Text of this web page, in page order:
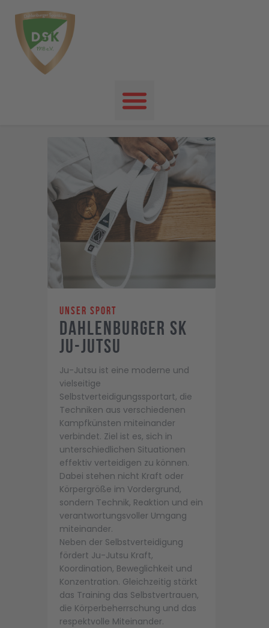
Events
Unser Verein
Unser Sport
Kontakt
Impressum
Datenschutz
Unser Sport
Dahlenburger SK
Ju-Jutsu
Ju-Jutsu ist eine moderne und
vielseitige
Selbstverteidigungssportart, die
Techniken aus verschiedenen
Kampfkünsten miteinander
verbindet. Ziel ist es, sich in
unterschiedlichen Situationen
effektiv verteidigen zu können.
Dabei stehen nicht Kraft oder
Körpergröße im Vordergrund,
sondern Technik, Reaktion und ein
verantwortungsvoller Umgang
miteinander.
Neben der Selbstverteidigung
fördert Ju-Jutsu Kraft,
Koordination, Beweglichkeit und
Konzentration. Gleichzeitig stärkt
das Training das Selbstvertrauen,
die Körperbeherrschung und das
respektvolle Miteinander.